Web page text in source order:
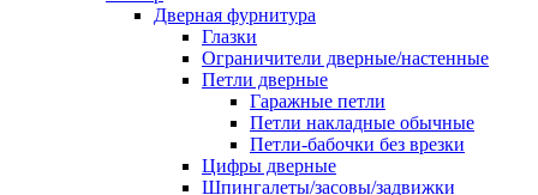
Дверная фурнитура
Глазки
Ограничители дверные/настенные
Петли дверные
Гаражные петли
Петли накладные обычные
Петли-бабочки без врезки
Цифры дверные
Шпингалеты/засовы/задвижки